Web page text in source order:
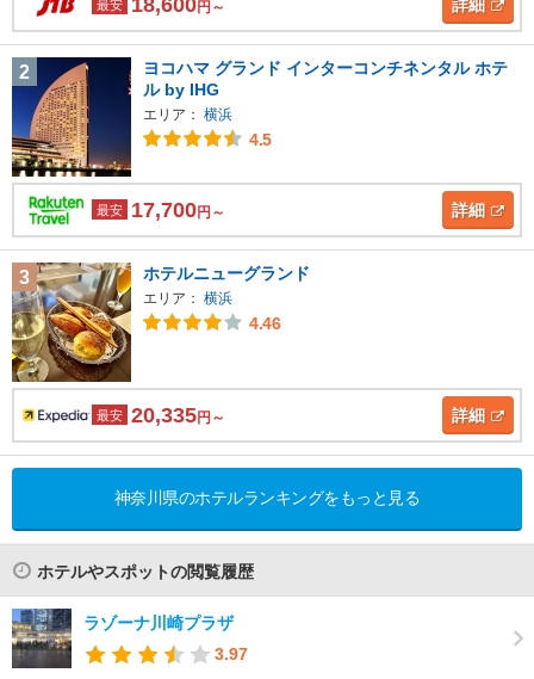
最安 円～ 詳細
2
ヨコハマ グランド インターコンチネンタル ホテ
ル by IHG
エリア： 横浜
4.5
最安 17,700円～ 詳細
3 ホテルニューグランド
エリア： 横浜
4.46
最安 20,335円～ 詳細
神奈川県のホテルランキングをもっと見る
ホテルやスポットの閲覧履歴
ラゾーナ川崎プラザ
3.97